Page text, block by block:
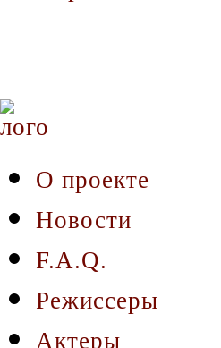
О проекте
Новости
F.A.Q.
Режиссеры
Актеры